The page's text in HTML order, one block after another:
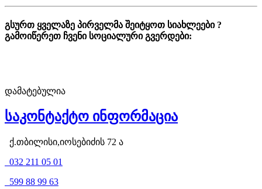
გსურთ ყველაზე პირველმა შეიტყოთ სიახლეები ?
გამოიწერეთ ჩვენი სოციალური გვერდები:
დამატებულია
საკონტაქტო ინფორმაცია
ქ.თბილისი,იოსებიძის 72 ა
032 211 05 01
599 88 99 63